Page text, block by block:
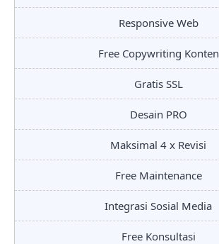
Responsive Web
Free Copywriting Konten
Gratis SSL
Desain PRO
Maksimal 4 x Revisi
Free Maintenance
Integrasi Sosial Media
Free Konsultasi